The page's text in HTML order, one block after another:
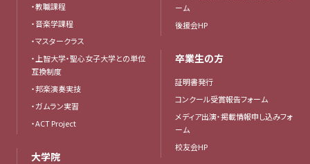
・教職課程
・音楽学課程
・マスタークラス
・上智大学・聖心女子大学との単位
互換制度
・邦楽演奏実技
・ガムラン実習
・ACT Project
大学院
ーム
後援会HP
卒業生の方
証明書発行
コンクール受賞報告フォーム
メディア出演・掲載情報申し込みフォ
ーム
校友会HP